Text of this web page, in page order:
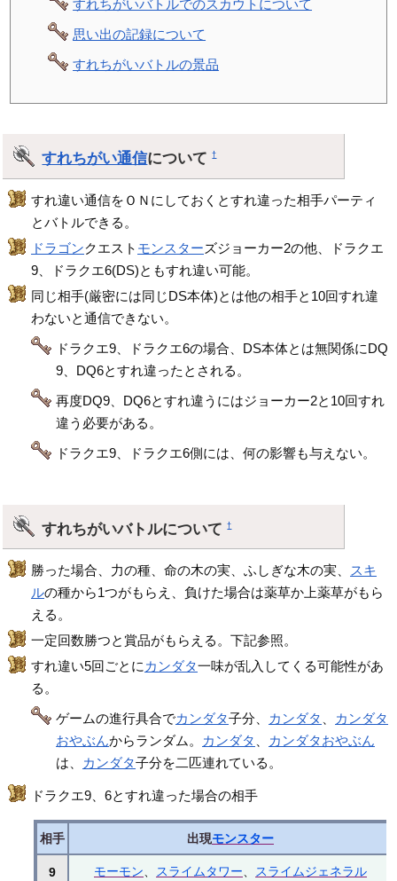
すれちがいバトルでのスカウトについて
思い出の記録について
すれちがいバトルの景品
すれちがい通信について†
すれ違い通信をＯＮにしておくとすれ違った相手パーティ
とバトルできる。
ドラゴンクエスト モンスターズジョーカー2の他、ドラクエ
9、ドラクエ6(DS)ともすれ違い可能。
同じ相手(厳密には同じDS本体)とは他の相手と10回すれ違
わないと通信できない。
ドラクエ9、ドラクエ6の場合、DS本体とは無関係にDQ
9、DQ6とすれ違ったとされる。
再度DQ9、DQ6とすれ違うにはジョーカー2と10回すれ
違う必要がある。
ドラクエ9、ドラクエ6側には、何の影響も与えない。
すれちがいバトルについて†
勝った場合、力の種、命の木の実、ふしぎな木の実、
スキ
ルの種から1つがもらえ、負けた場合は薬草か上薬草がもら
える。
一定回数勝つと賞品がもらえる。下記参照。
すれ違い5回ごとに カンダタ一味が乱入してくる可能性があ
る。
ゲームの進行具合でカンダタ子分、 カンダタ
カンダタ
おやぶんからランダム。 カンダタ
カンダタおやぶん
は、
カンダタ子分を二匹連れている。
ドラクエ9、6とすれ違った場合の相手
相手 出現モンスター
9 モーモン スライムタワー スライムジェネラル